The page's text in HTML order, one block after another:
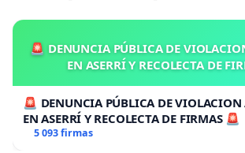
🚨 DENUNCIA PÚBLICA DE
EN ASERRÍ Y RECOLECTA DE
🚨 DENUNCIA PÚBLICA DE VIOLACION
EN ASERRÍ Y RECOLECTA DE FIRMAS 🚨
5 093 firmas